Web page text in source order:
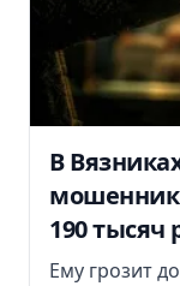
В
мошенник
190 тысяч
Ему грозит